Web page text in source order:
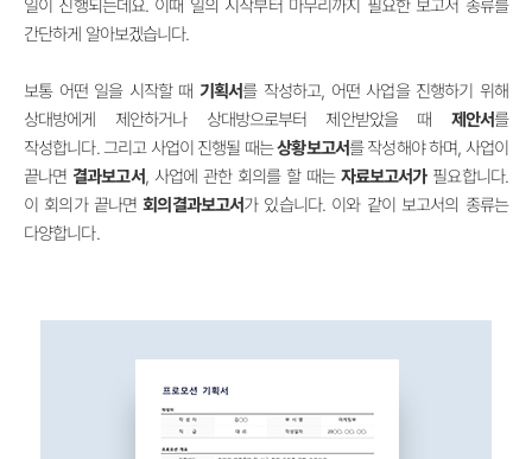
일이 진행되는데요. 이때 일의 시작부터 마무리까지 필요한 보고서 종류를
간단하게 알아보겠습니다.
보통 어떤 일을 시작할 때 기획서를 작성하고, 어떤 사업을 진행하기 위해
상대방에게 제안하거나 상대방으로부터 제안받았을 때 제안서를
작성합니다. 그리고 사업이 진행될 때는상황보고서를 작성해야 하며, 사업이
끝나면 결과보고서, 사업에 관한 회의를 할 때는 자료보고서가필요합니다.
이 회의가 끝나면회의결과보고서가 있습니다. 이와 같이 보고서의 종류는
다양합니다.